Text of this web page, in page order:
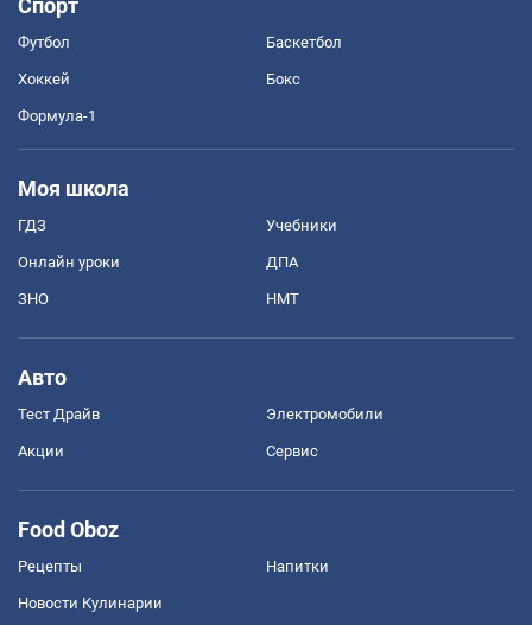
Футбол Баскетбол
Хоккей Бокс
Формула-1
Моя школа
ГДЗ Учебники
Онлайн уроки ДПА
ЗНО НМТ
Авто
Тест Драйв Электромобили
Акции Сервис
Food Oboz
Рецепты Напитки
Новости Кулинарии